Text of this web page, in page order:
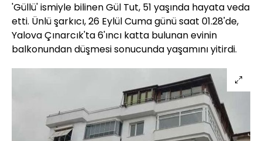
'Güllü' ismiyle bilinen Gül Tut, 51 yaşında hayata veda
etti. Ünlü şarkıcı, 26 Eylül Cuma günü saat 01.28'de,
Yalova Çınarcık'ta 6'ıncı katta bulunan evinin
balkonundan düşmesi sonucunda yaşamını yitirdi.